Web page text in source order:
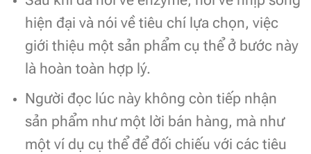
hiện đại và nói về tiêu chí lựa chọn, việc
giới thiệu một sản phẩm cụ thể ở bước này
là hoàn toàn hợp lý.
Người đọc lúc này không còn tiếp nhận
sản phẩm như một lời bán hàng, mà như
một ví dụ cụ thể để đối chiếu với các tiêu